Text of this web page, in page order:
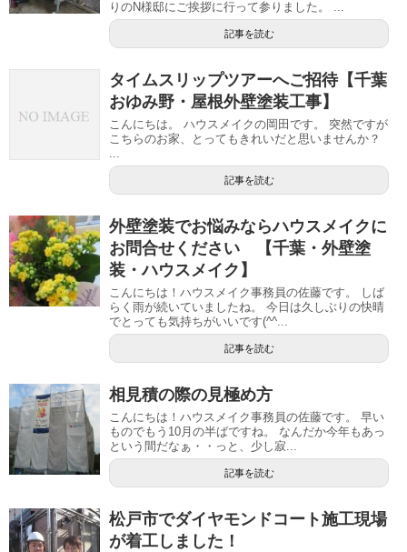
りのN様邸にご挨拶に行って参りました。 ...
記事を読む
タイムスリップツアーへご招待【千葉
おゆみ野・屋根外壁塗装工事】
こんにちは。 ハウスメイクの岡田です。 突然ですが
こちらのお家、とってもきれいだと思いませんか？
記事を読む
外壁塗装でお悩みならハウスメイクに
お問合せください 【千葉・外壁塗
装・ハウスメイク】
こんにちは！ハウスメイク事務員の佐藤です。 しば
らく雨が続いていましたね。 今日は久しぶりの快晴
でとっても気持ちがいいです(^^...
記事を読む
相見積の際の見極め方
こんにちは！ハウスメイク事務員の佐藤です。 早い
ものでもう10月の半ばですね。 なんだか今年もあっ
という間だなぁ・・っと、少し寂...
記事を読む
松戸市でダイヤモンドコート施工現場
が着工しました！